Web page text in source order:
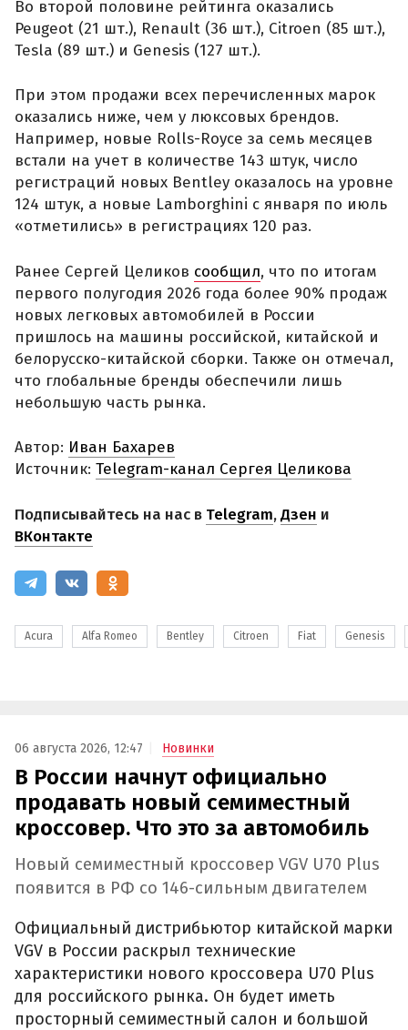
Во второй половине рейтинга оказались
Peugeot (21 шт.), Renault (36 шт.), Citroen (85 шт.),
Tesla (89 шт.) и Genesis (127 шт.).
При этом продажи всех перечисленных марок
оказались ниже, чем у люксовых брендов.
Например, новые Rolls-Royce за семь месяцев
встали на учет в количестве 143 штук, число
регистраций новых Bentley оказалось на уровне
124 штук, а новые Lamborghini с января по июль
«отметились» в регистрациях 120 раз.
Ранее Сергей Целиков сообщил, что по итогам
первого полугодия 2026 года более 90% продаж
новых легковых автомобилей в России
пришлось на машины российской, китайской и
белорусско-китайской сборки. Также он отмечал,
что глобальные бренды обеспечили лишь
небольшую часть рынка.
Автор: Иван Бахарев
Источник: Telegram-канал Сергея Целикова
Подписывайтесь на нас в Telegram,Дзен и
ВКонтакте
Acura Alfa Romeo Bentley Citroen Fiat Genesis
06 августа 2026, 12:47 Новинки
В России начнут официально
продавать новый семиместный
кроссовер. Что это за автомобиль
Новый семиместный кроссовер VGV U70 Plus
появится в РФ со 146-сильным двигателем
Официальный дистрибьютор китайской марки
VGV в России раскрыл технические
характеристики нового кроссовера U70 Plus
для российского рынка. Он будет иметь
просторный семиместный салон и большой